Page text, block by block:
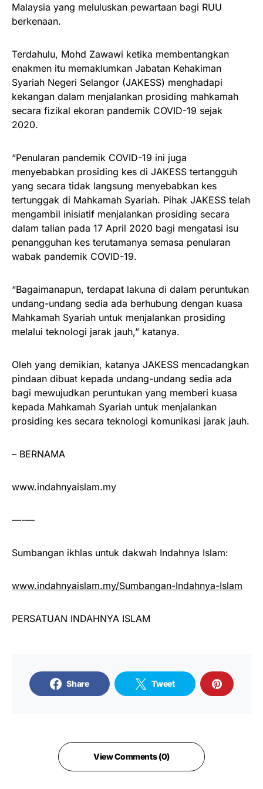
Malaysia yang meluluskan pewartaan bagi RUU
berkenaan.
Terdahulu, Mohd Zawawi ketika membentangkan
enakmen itu memaklumkan Jabatan Kehakiman
Syariah Negeri Selangor (JAKESS) menghadapi
kekangan dalam menjalankan prosiding mahkamah
secara fizikal ekoran pandemik COVID-19 sejak
2020.
“Penularan pandemik COVID-19 ini juga
menyebabkan prosiding kes di JAKESS tertangguh
yang secara tidak langsung menyebabkan kes
tertunggak di Mahkamah Syariah. Pihak JAKESS telah
mengambil inisiatif menjalankan prosiding secara
dalam talian pada 17 April 2020 bagi mengatasi isu
penangguhan kes terutamanya semasa penularan
wabak pandemik COVID-19.
“Bagaimanapun, terdapat lakuna di dalam peruntukan
undang-undang sedia ada berhubung dengan kuasa
Mahkamah Syariah untuk menjalankan prosiding
melalui teknologi jarak jauh,” katanya.
Oleh yang demikian, katanya JAKESS mencadangkan
pindaan dibuat kepada undang-undang sedia ada
bagi mewujudkan peruntukan yang memberi kuasa
kepada Mahkamah Syariah untuk menjalankan
prosiding kes secara teknologi komunikasi jarak jauh.
– BERNAMA
www.indahnyaislam.my
—-—
Sumbangan ikhlas untuk dakwah Indahnya Islam:
www.indahnyaislam.my/Sumbangan-Indahnya-Islam
PERSATUAN INDAHNYA ISLAM
Share Tweet
View Comments (0)